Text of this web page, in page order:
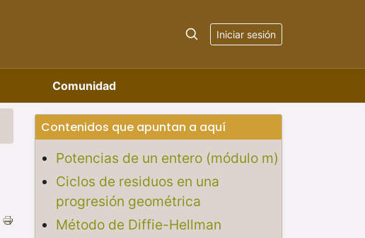
Iniciar sesión
Comunidad
Contenidos que apuntan a aquí
Potencias de un entero (módulo m)
Ciclos de residuos en una
progresión geométrica
Método de Diffie-Hellman